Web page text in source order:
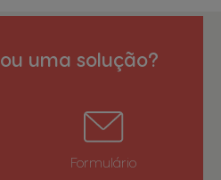
uma solução?
Formulário